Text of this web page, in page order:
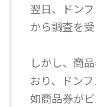
翌日、ドン
から調査を受
しかし、商
おり、ドン
如商品券が